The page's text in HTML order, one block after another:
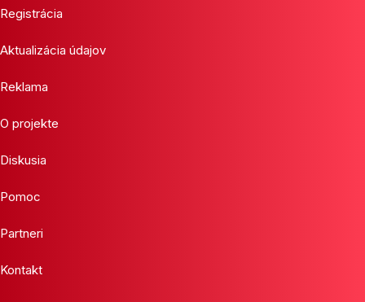
Registrácia
Aktualizácia údajov
Reklama
O projekte
Diskusia
Pomoc
Partneri
Kontakt